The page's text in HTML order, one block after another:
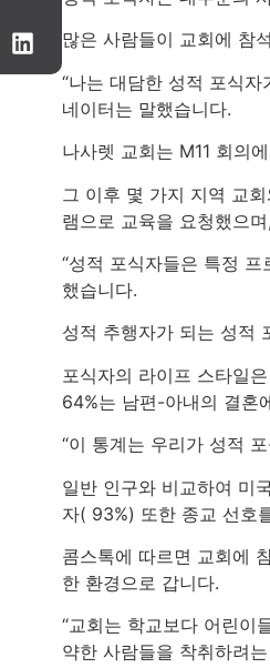
많은 사람들이 교회에 참
“나는 대담한 성적 포식
네이터는 말했습니다.
나사렛 교회는 M11 회의
그 이후 몇 가지 지역 교
램으로 교육을 요청했으
“성적 포식자들은 특정
했습니다.
성적 추행자가 되는 성적
포식자의 라이프 스타일
64%는 남편-아내의 결혼
“이 통계는 우리가 성적
일반 인구와 비교하여 미
자( 93%) 또한 종교 선호
콤스톡에 따르면 교회에
한 환경으로 갑니다.
“교회는 학교보다 어린이
약한 사람들을 착취하려